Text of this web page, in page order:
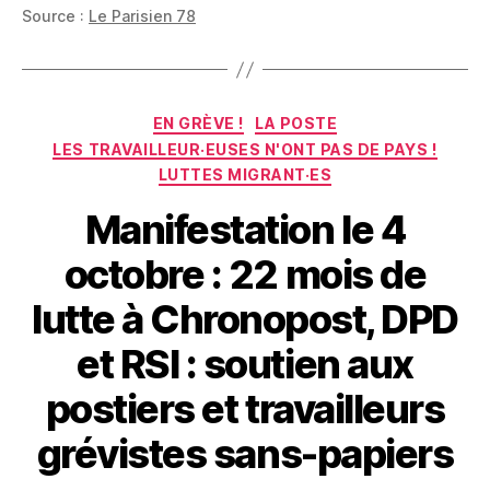
Source : Le Parisien 78
Catégories
EN GRÈVE !
LA POSTE
LES TRAVAILLEUR·EUSES N'ONT PAS DE PAYS !
LUTTES MIGRANT·ES
Manifestation le 4
octobre : 22 mois de
lutte à Chronopost, DPD
et RSI : soutien aux
postiers et travailleurs
grévistes sans-papiers